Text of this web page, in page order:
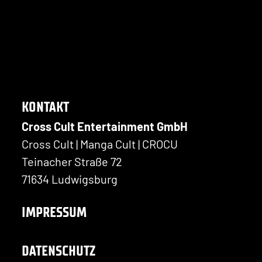
KONTAKT
Cross Cult Entertainment GmbH
Cross Cult | Manga Cult | CROCU
Teinacher Straße 72
71634 Ludwigsburg
IMPRESSUM
DATENSCHUTZ